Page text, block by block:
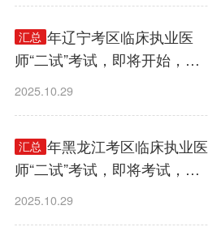
汇总
2025年辽宁考区临床执业医
师“二试”考试，即将开始，请
2025.10.29
汇总
2025年黑龙江考区临床执业医
师“二试”考试，即将考试，请
合理安排复习时间。
2025.10.29